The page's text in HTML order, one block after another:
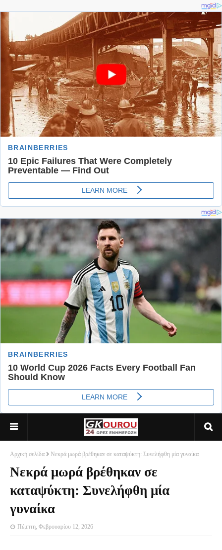
Αρχική σελίδα Νεκρά μωρά βρέθηκαν σε καταψύκτη: Συνελήφθη μία γυναίκα
Νεκρά μωρά βρέθηκαν σε
καταψύκτη: Συνελήφθη μία
γυναίκα
Πέμπτη, Φεβρουαρίου 12, 2026